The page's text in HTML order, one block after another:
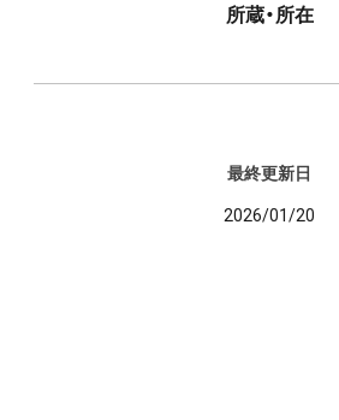
所蔵・所在
最終更新日
2026/01/20